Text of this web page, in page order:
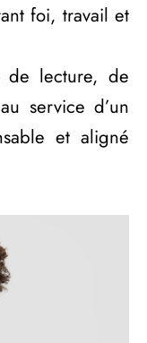
foi, travail et
lecture, de
service d’un
et aligné